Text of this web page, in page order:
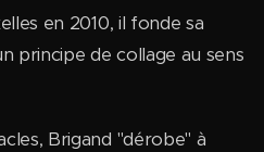
en 2010, il fonde sa
principe de collage au sens
Brigand "dérobe" à